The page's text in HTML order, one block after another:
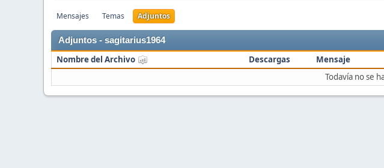
Mensajes Temas Adjuntos
Adjuntos - sagitarius1964
Nombre del Archivo Descargas Mensaje
Todavía no se